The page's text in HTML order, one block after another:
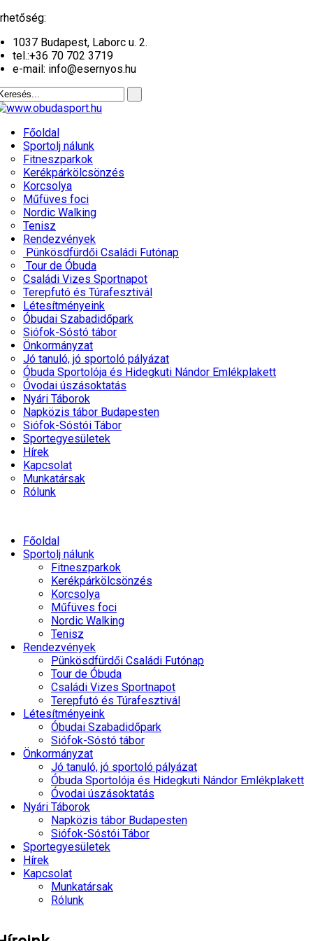
1037 Budapest, Laborc u. 2.
tel.:+36 70 702 3719
e-mail: info@esernyos.hu
Főoldal
Sportolj nálunk
Fitneszparkok
Kerékpárkölcsönzés
Korcsolya
Műfüves foci
Nordic Walking
Tenisz
Rendezvények
Pünkösdfürdői Családi Futónap
Tour de Óbuda
Családi Vizes Sportnapot
Terepfutó és Túrafesztivál
Létesítményeink
Óbudai Szabadidőpark
Siófok-Sóstó tábor
Önkormányzat
Jó tanuló, jó sportoló pályázat
Óbuda Sportolója és Hidegkuti Nándor Emlékplakett
Óvodai úszásoktatás
Nyári Táborok
Napközis tábor Budapesten
Siófok-Sóstói Tábor
Sportegyesületek
Hírek
Kapcsolat
Munkatársak
Rólunk
Főoldal
Sportolj nálunk
Fitneszparkok
Kerékpárkölcsönzés
Korcsolya
Műfüves foci
Nordic Walking
Tenisz
Rendezvények
Pünkösdfürdői Családi Futónap
Tour de Óbuda
Családi Vizes Sportnapot
Terepfutó és Túrafesztivál
Létesítményeink
Óbudai Szabadidőpark
Siófok-Sóstó tábor
Önkormányzat
Jó tanuló, jó sportoló pályázat
Óbuda Sportolója és Hidegkuti Nándor Emlékplakett
Óvodai úszásoktatás
Nyári Táborok
Napközis tábor Budapesten
Siófok-Sóstói Tábor
Sportegyesületek
Hírek
Kapcsolat
Munkatársak
Rólunk